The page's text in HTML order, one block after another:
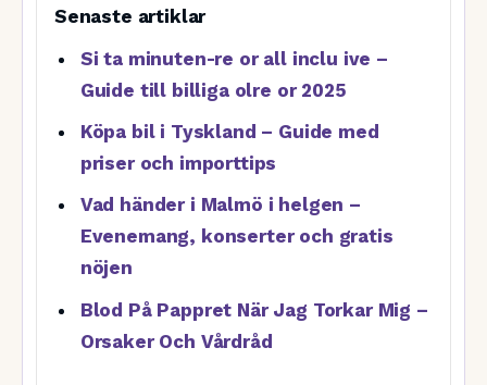
Senaste artiklar
Si ta minuten-re or all inclu ive –
Guide till billiga olre or 2025
Köpa bil i Tyskland – Guide med
priser och importtips
Vad händer i Malmö i helgen –
Evenemang, konserter och gratis
nöjen
Blod På Pappret När Jag Torkar Mig –
Orsaker Och Vårdråd